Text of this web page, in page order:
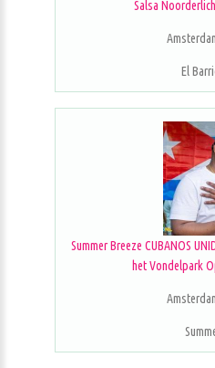
Salsa
El
Summer Breeze CUBANOS
het Vondelpark